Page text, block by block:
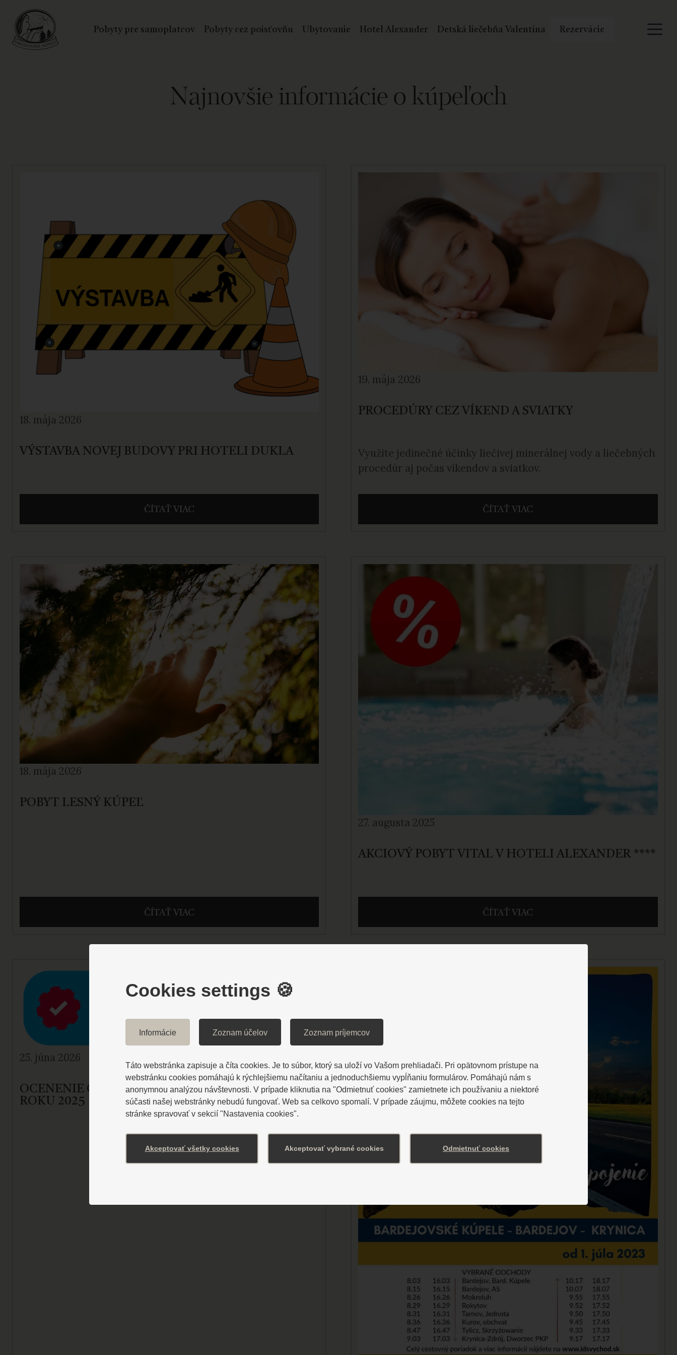
Pobyty pre samoplatcov Pobyty cez poisťovňu Ubytovanie Hotel Alexander Detská liečebňa Valentína Rezervácie
Najnovšie informácie o kúpeľoch
18. mája 2026
VÝSTAVBA NOVEJ BUDOVY PRI HOTELI DUKLA
ČÍTAŤ VIAC
19. mája 2026
PROCEDÚRY CEZ VÍKEND A SVIATKY
Využite jedinečné účinky liečivej minerálnej vody a liečebných
procedúr aj počas víkendov a sviatkov.
ČÍTAŤ VIAC
18. mája 2026
POBYT LESNÝ KÚPEĽ
ČÍTAŤ VIAC
27. augusta 2025
AKCIOVÝ POBYT VITAL V HOTELI ALEXANDER ****
ČÍTAŤ VIAC
25. júna 2026
OCENENIE OD ZĽAVOMATU ZA NEJLEPŠÍ ZÁŽITEK
ROKU 2025
Cookies settings 🍪
Informácie Zoznam účelov Zoznam príjemcov
Táto webstránka zapisuje a číta cookies. Je to súbor, ktorý sa uloží vo Vašom prehliadači. Pri opätovnom prístupe na
webstránku cookies pomáhajú k rýchlejšiemu načítaniu a jednoduchšiemu vypĺňaniu formulárov. Pomáhajú nám s
anonymnou analýzou návštevnosti. V prípade kliknutia na "Odmietnuť cookies" zamietnete ich používaniu a niektoré
súčasti našej webstránky nebudú fungovať. Web sa celkovo spomalí. V prípade záujmu, môžete cookies na tejto
stránke spravovať v sekcií "Nastavenia cookies".
Akceptovať všetky cookies Akceptovať vybrané cookies Odmietnuť cookies